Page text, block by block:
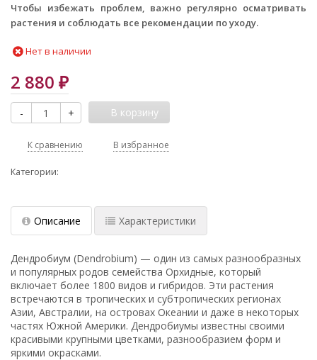
Чтобы избежать проблем, важно регулярно осматривать
растения и соблюдать все рекомендации по уходу.
Нет в наличии
2 880 ₽
- + В корзину
К сравнению В избранное
Категории:
Описание Характеристики
Дендробиум (Dendrobium) — один из самых разнообразных
и популярных родов семейства Орхидные, который
включает более 1800 видов и гибридов. Эти растения
встречаются в тропических и субтропических регионах
Азии, Австралии, на островах Океании и даже в некоторых
частях Южной Америки. Дендробиумы известны своими
красивыми крупными цветками, разнообразием форм и
яркими окрасками.